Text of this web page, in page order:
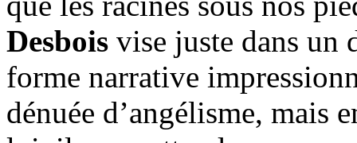
Desbois vise juste dans un
forme narrative
dénuée d’angélisme, mais